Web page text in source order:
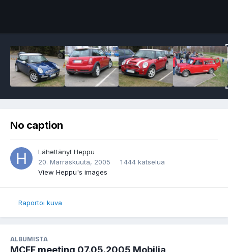
No caption
Lähettänyt Heppu
20. Marraskuuta, 2005
1 444 katselua
View Heppu's images
Raportoi kuva
ALBUMISTA
MCFF meeting 07.05.2005 Mobilia,